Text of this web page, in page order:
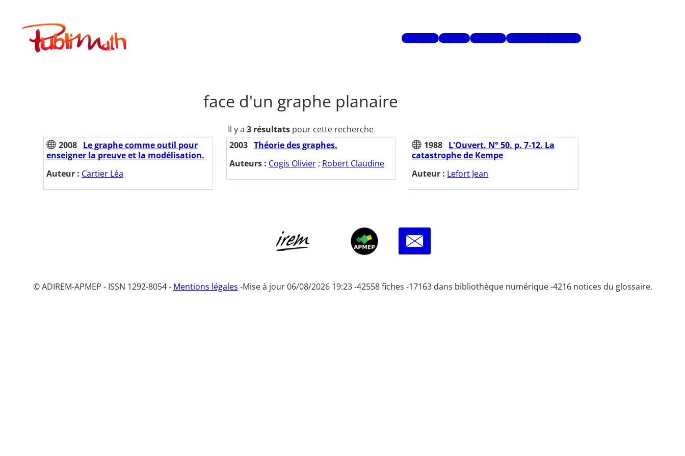
contenuPublimath
Mots-clésAuteursGlossaireRecherche avancée
face d'un graphe planaire
Il y a 3 résultats pour cette recherche
2008 Le graphe comme outil pour
enseigner la preuve et la modélisation.
Auteur : Cartier Léa
2003 Théorie des graphes.
Auteurs : Cogis Olivier; Robert Claudine
1988 L'Ouvert. N° 50. p. 7-12. La
catastrophe de Kempe
Auteur : Lefort Jean
© ADIREM-APMEP - ISSN 1292-8054 - Mentions légales -Mise à jour 06/08/2026 19:23 -42558 fiches -17163 dans bibliothèque numérique -4216 notices du glossaire.